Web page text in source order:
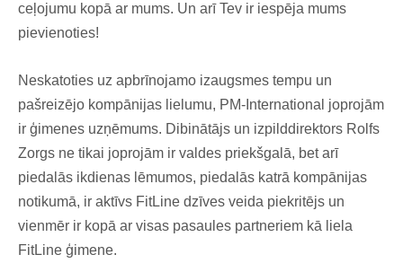
ceļojumu kopā ar mums. Un arī Tev ir iespēja mums
pievienoties!
Neskatoties uz apbrīnojamo izaugsmes tempu un
pašreizējo kompānijas lielumu, PM-International joprojām
ir ģimenes uzņēmums. Dibinātājs un izpilddirektors Rolfs
Zorgs ne tikai joprojām ir valdes priekšgalā, bet arī
piedalās ikdienas lēmumos, piedalās katrā kompānijas
notikumā, ir aktīvs FitLine dzīves veida piekritējs un
vienmēr ir kopā ar visas pasaules partneriem kā liela
FitLine ģimene.